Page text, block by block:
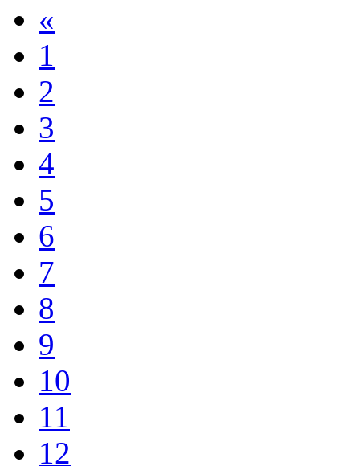
«
1
2
3
4
5
6
7
8
9
10
11
12